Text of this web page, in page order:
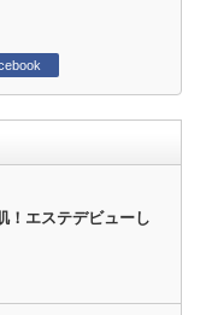
！エステデビューし